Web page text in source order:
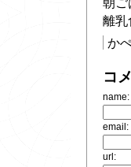
離乳
か
コ
name:
email:
url: